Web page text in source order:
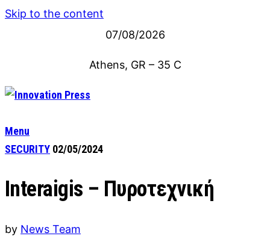
Skip to the content
07/08/2026
Athens, GR – 35 C
Menu
SECURITY 02/05/2024
Interaigis – Πυροτεχνική
by News Team